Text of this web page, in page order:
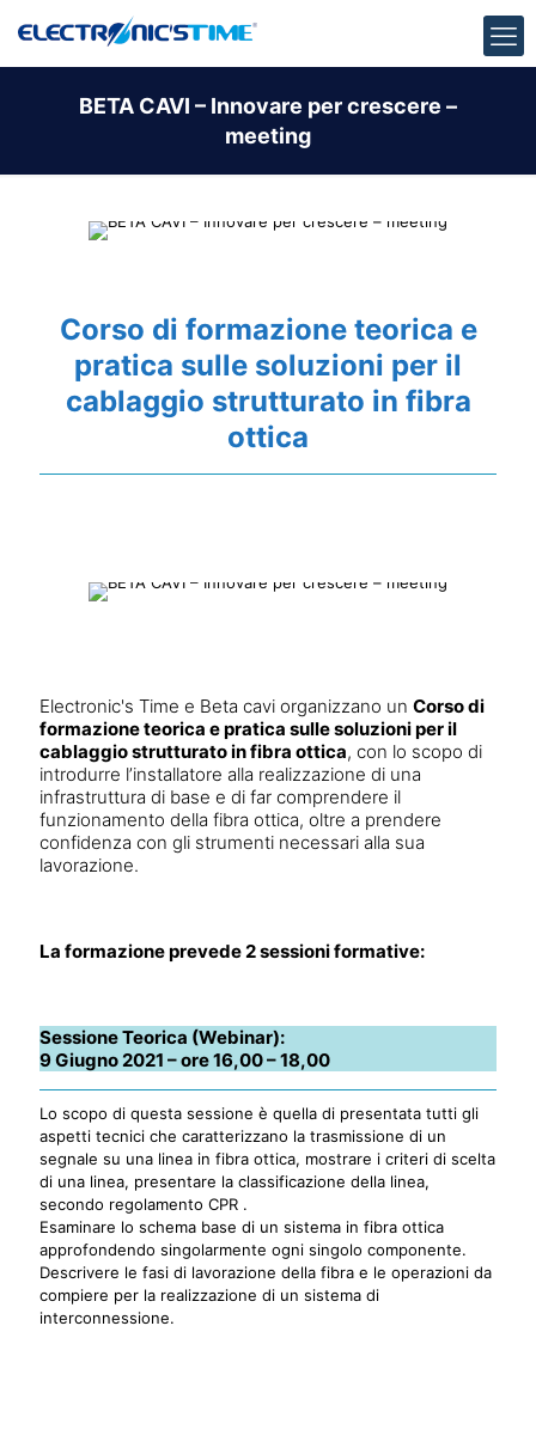
BETA CAVI – Innovare per crescere –
meeting
Corso di formazione teorica e
pratica sulle soluzioni per il
cablaggio strutturato in fibra
ottica
Electronic's Time e Beta cavi organizzano un Corso di
formazione teorica e pratica sulle soluzioni per il
cablaggio strutturato in fibra ottica, con lo scopo di
introdurre l’installatore alla realizzazione di una
infrastruttura di base e di far comprendere il
funzionamento della fibra ottica, oltre a prendere
confidenza con gli strumenti necessari alla sua
lavorazione.
La formazione prevede 2 sessioni formative:
Sessione Teorica (Webinar):
9 Giugno 2021 – ore 16,00 – 18,00
Lo scopo di questa sessione è quella di presentata tutti gli
aspetti tecnici che caratterizzano la trasmissione di un
segnale su una linea in fibra ottica, mostrare i criteri di scelta
di una linea, presentare la classificazione della linea,
secondo regolamento CPR .
Esaminare lo schema base di un sistema in fibra ottica
approfondendo singolarmente ogni singolo componente.
Descrivere le fasi di lavorazione della fibra e le operazioni da
compiere per la realizzazione di un sistema di
interconnessione.